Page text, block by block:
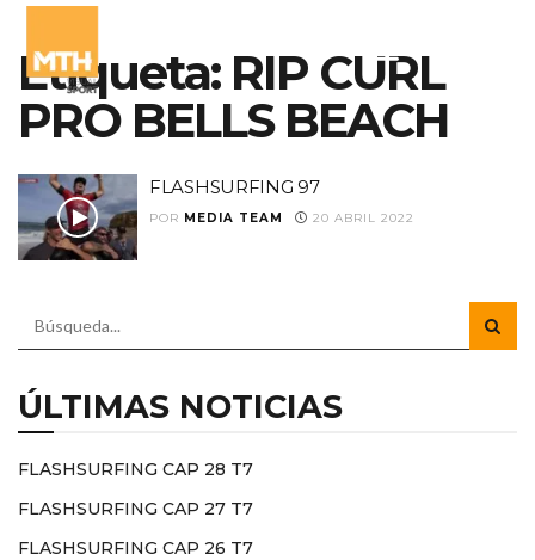
Etiqueta: RIP CURL
PRO BELLS BEACH
FLASHSURFING 97
POR MEDIA TEAM 20 ABRIL 2022
ÚLTIMAS NOTICIAS
FLASHSURFING CAP 28 T7
FLASHSURFING CAP 27 T7
FLASHSURFING CAP 26 T7